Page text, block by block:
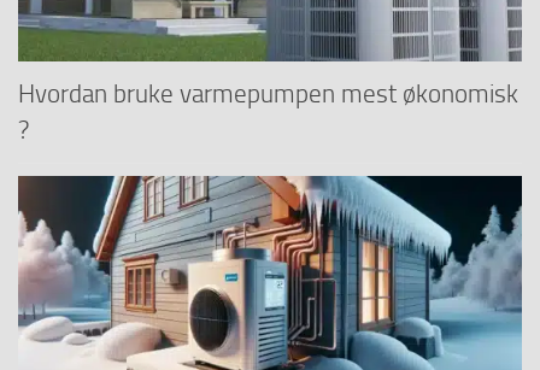
Hvordan bruke varmepumpen mest økonomisk
?